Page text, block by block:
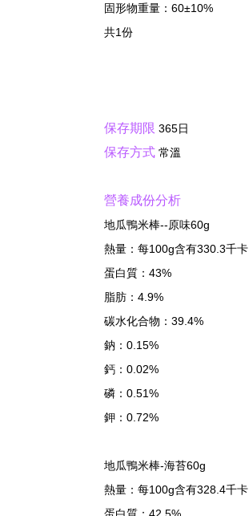
固形物重量：60±10%
共1份
保存期限 365日
保存方式 常溫
營養成份分析
地瓜鴨米棒--原味60g
熱量：每100g含有330.3千卡
蛋白質：43%
脂肪：4.9%
碳水化合物：39.4%
鈉：0.15%
鈣：0.02%
磷：0.51%
鉀：0.72%
地瓜鴨米棒-海苔60g
熱量：每100g含有328.4千卡
蛋白質：42.5%